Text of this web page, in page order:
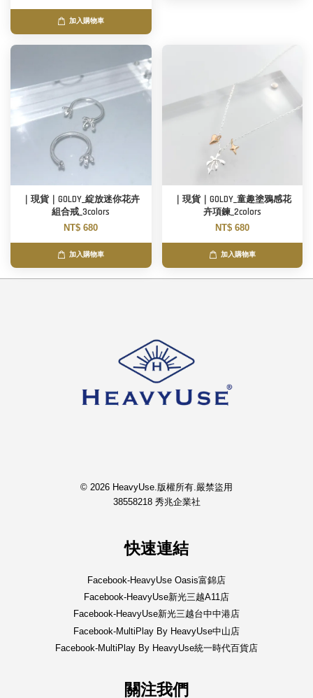
加入購物車
｜現貨｜GOLDY_綻放迷你花卉
組合戒_3colors
NT$ 680
加入購物車
｜現貨｜GOLDY_童趣塗鴉感花
卉項鍊_2colors
NT$ 680
加入購物車
© 2026 HeavyUse.版權所有.嚴禁盜用
38558218 秀兆企業社
快速連結
Facebook-HeavyUse Oasis富錦店
Facebook-HeavyUse新光三越A11店
Facebook-HeavyUse新光三越台中中港店
Facebook-MultiPlay By HeavyUse中山店
Facebook-MultiPlay By HeavyUse統一時代百貨店
關注我們